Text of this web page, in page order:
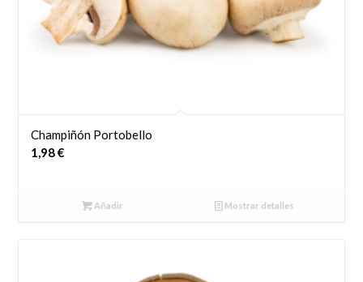
Champiñón Portobello
1,98€
Añadir Mostrar detalles